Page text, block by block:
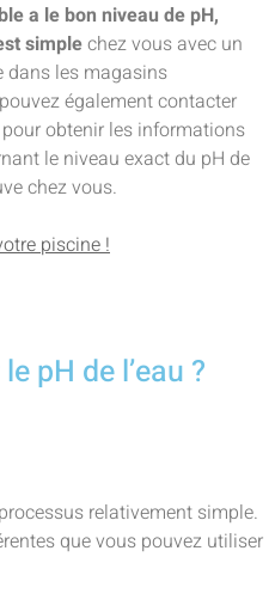
a le bon niveau de pH,
simplechez vous avec un
dans les magasins
également contacter
obtenir les informations
le niveau exact du pH de
chez vous.
piscine !
pH de l’eau ?
relativement simple.
que vous pouvez utiliser